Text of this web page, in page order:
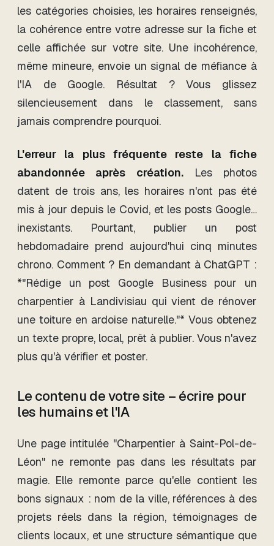
les catégories choisies, les horaires renseignés,
la cohérence entre votre adresse sur la fiche et
celle affichée sur votre site. Une incohérence,
même mineure, envoie un signal de méfiance à
l'IA de Google. Résultat ? Vous glissez
silencieusement dans le classement, sans
jamais comprendre pourquoi.
L'erreur la plus fréquente reste la fiche
abandonnée après création.Les photos
datent de trois ans, les horaires n'ont pas été
mis à jour depuis le Covid, et les posts Google…
inexistants. Pourtant, publier un post
hebdomadaire prend aujourd'hui cinq minutes
chrono. Comment ? En demandant à ChatGPT :
*"Rédige un post Google Business pour un
charpentier à Landivisiau qui vient de rénover
une toiture en ardoise naturelle."* Vous obtenez
un texte propre, local, prêt à publier. Vous n'avez
plus qu'à vérifier et poster.
Le contenu de votre site – écrire pour
les humains et l'IA
Une page intitulée "Charpentier à Saint-Pol-de-
Léon" ne remonte pas dans les résultats par
magie. Elle remonte parce qu'elle contient les
bons signaux : nom de la ville, références à des
projets réels dans la région, témoignages de
clients locaux, et une structure sémantique que